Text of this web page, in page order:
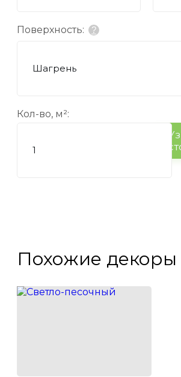
Поверхность: ?
Шагрень
Кол-во, м²:
Похожие декоры